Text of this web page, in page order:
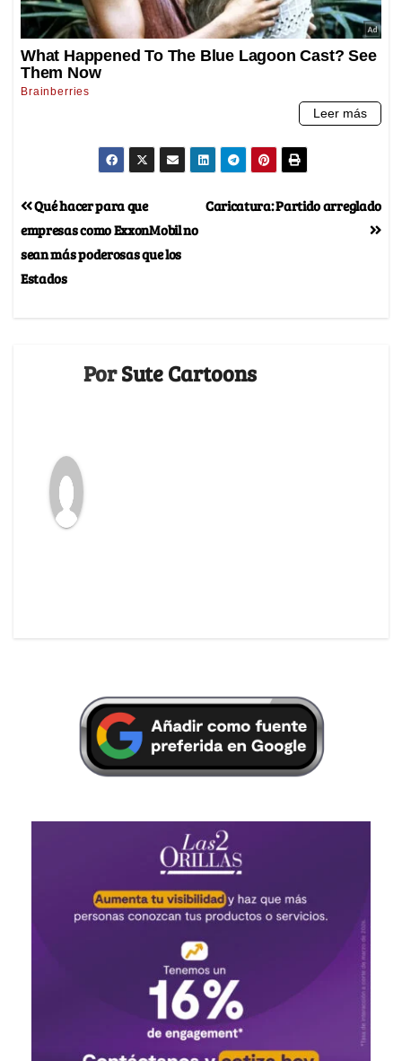
Caricatura: Partido arreglado
Qué hacer para que
empresas como ExxonMobil no
sean más poderosas que los
Estados
PorSute Cartoons